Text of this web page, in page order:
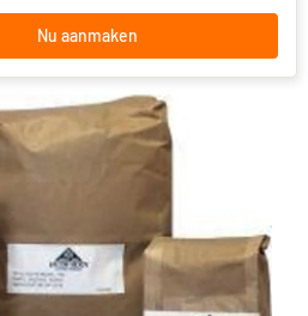
Nu aanmaken